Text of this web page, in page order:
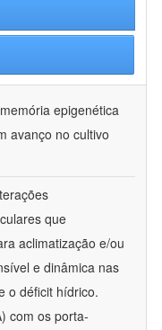
epigenética
avanço no cultivo
que
aclimatização e/ou
e dinâmica nas
o déficit hídrico.
com os porta-